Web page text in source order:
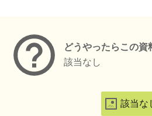
どうやったらこの資
該当なし
該当な